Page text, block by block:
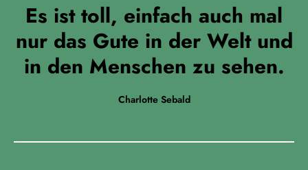
Es ist toll, einfach auch mal
nur das Gute in der Welt und
in den Menschen zu sehen.
Charlotte Sebald